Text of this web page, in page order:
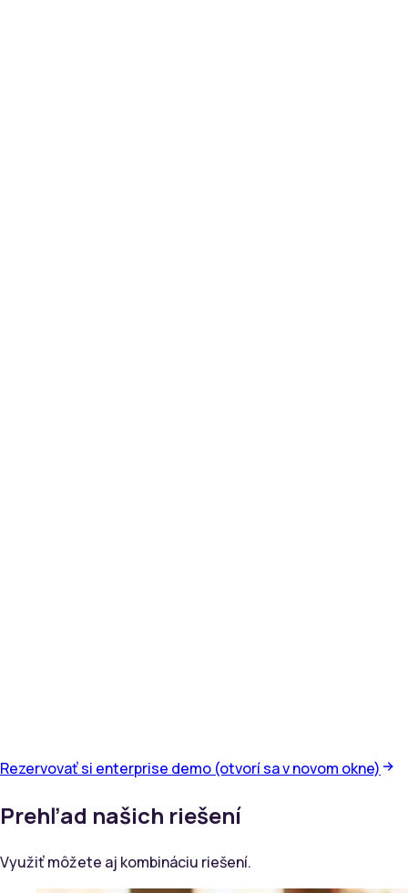
Rezervovať si enterprise demo (otvorí sa v novom okne)
Prehľad našich riešení
Využiť môžete aj kombináciu riešení.